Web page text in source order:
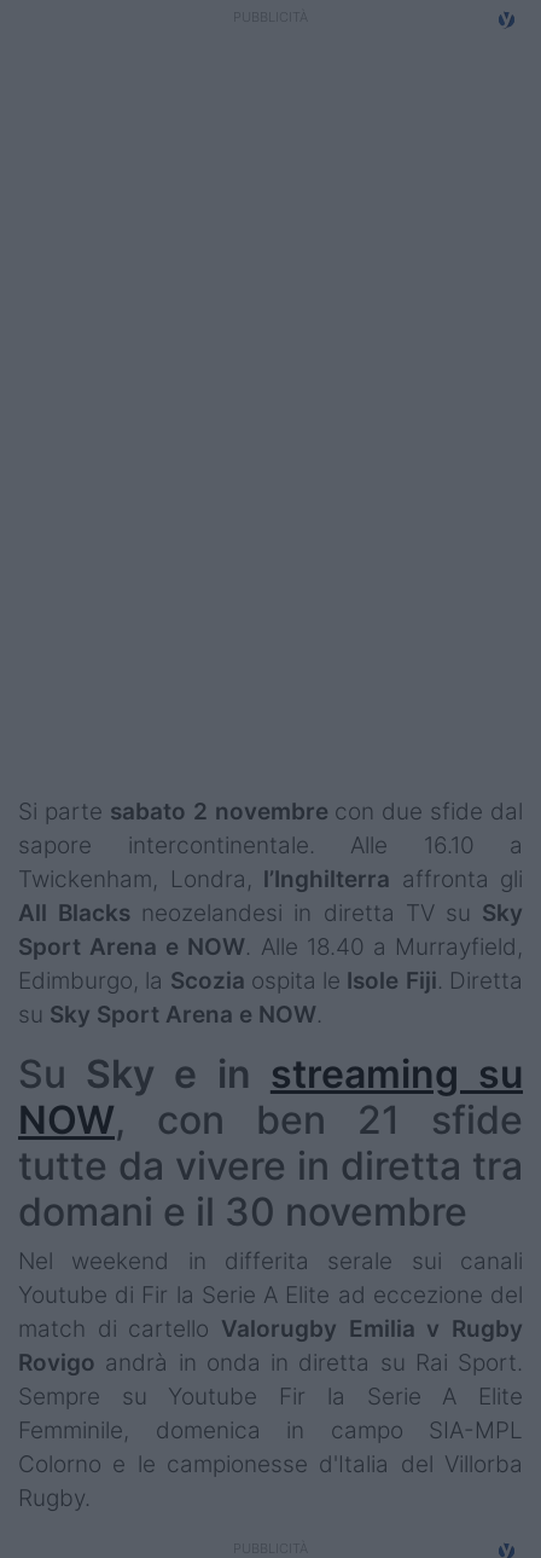
Si parte sabato 2 novembre con due sfide dal
sapore intercontinentale. Alle 16.10 a
Twickenham, Londra, l’Inghilterra affronta gli
All Blacks neozelandesi in diretta TV su Sky
Sport Arena e NOW. Alle 18.40 a Murrayfield,
Edimburgo, la Scozia ospita le Isole Fiji. Diretta
su Sky Sport Arena e NOW.
Su Sky e in streaming su
NOW, con ben 21 sfide
tutte da vivere in diretta tra
domani e il 30 novembre
Nel weekend in differita serale sui canali
Youtube di Fir la Serie A Elite ad eccezione del
match di cartello Valorugby Emilia v Rugby
Rovigo andrà in onda in diretta su Rai Sport.
Sempre su Youtube Fir la Serie A Elite
Femminile, domenica in campo SIA-MPL
Colorno e le campionesse d'Italia del Villorba
Rugby.